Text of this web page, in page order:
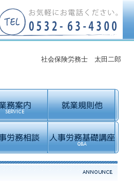
社会保険労務士 太田二郎